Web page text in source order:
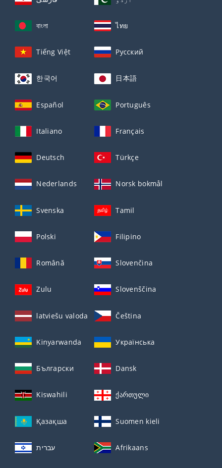
বাংলা ไทย
Tiếng Việt Русский
한국어 日本語
Español Português
Italiano Français
Deutsch Türkçe
Nederlands Norsk bokmål
Svenska Tamil
Polski Filipino
Română Slovenčina
Zulu Slovenščina
latviešu valoda Čeština
Kinyarwanda Українська
Български Dansk
Kiswahili ქართული
Қазақша Suomen kieli
עברית Afrikaans